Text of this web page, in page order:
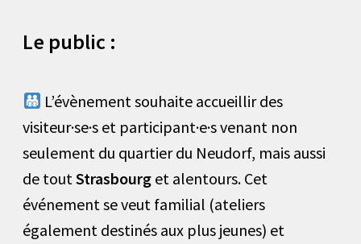
Le public :
L’évènement souhaite accueillir des
visiteur·se·s et participant·e·s venant non
seulement du quartier du Neudorf, mais aussi
de toutStrasbourg et alentours. Cet
événement se veut familial (ateliers
également destinés aux plus jeunes) et